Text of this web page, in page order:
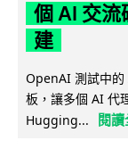
個 AI 交流
建
OpenAI 測試中的
板，讓多個 AI 代
Hugging...
閱